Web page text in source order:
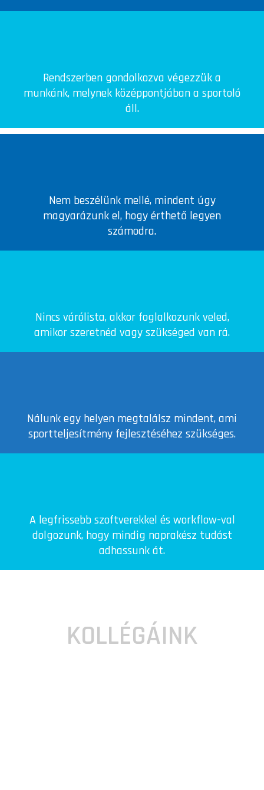
Rendszerben gondolkozva végezzük a
munkánk, melynek középpontjában a sportoló
áll.
Nem beszélünk mellé, mindent úgy
magyarázunk el, hogy érthető legyen
számodra.
Nincs várólista, akkor foglalkozunk veled,
amikor szeretnéd vagy szükséged van rá.
Nálunk egy helyen megtalálsz mindent, ami
sportteljesítmény fejlesztéséhez szükséges.
A legfrissebb szoftverekkel és workflow-val
dolgozunk, hogy mindig naprakész tudást
adhassunk át.
KOLLÉGÁINK